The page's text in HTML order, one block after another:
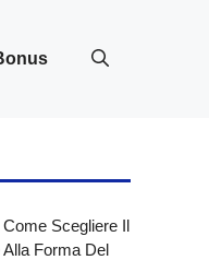
Scegliere Il
Forma Del